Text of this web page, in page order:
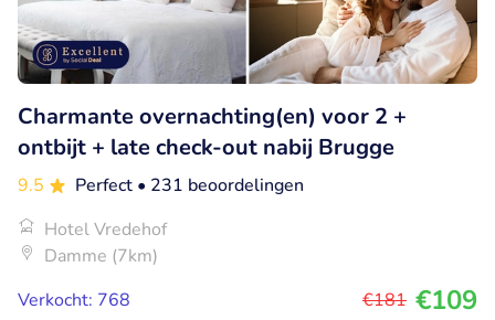
Charmante overnachting(en) voor 2 +
ontbijt + late check-out nabij Brugge
9.5 Perfect • 231 beoordelingen
Hotel Vredehof
Damme (7km)
Verkocht: 768
€181 €109